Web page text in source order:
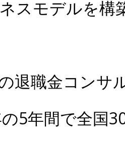
スモデルを構
退職金コンサ
5年間で全国